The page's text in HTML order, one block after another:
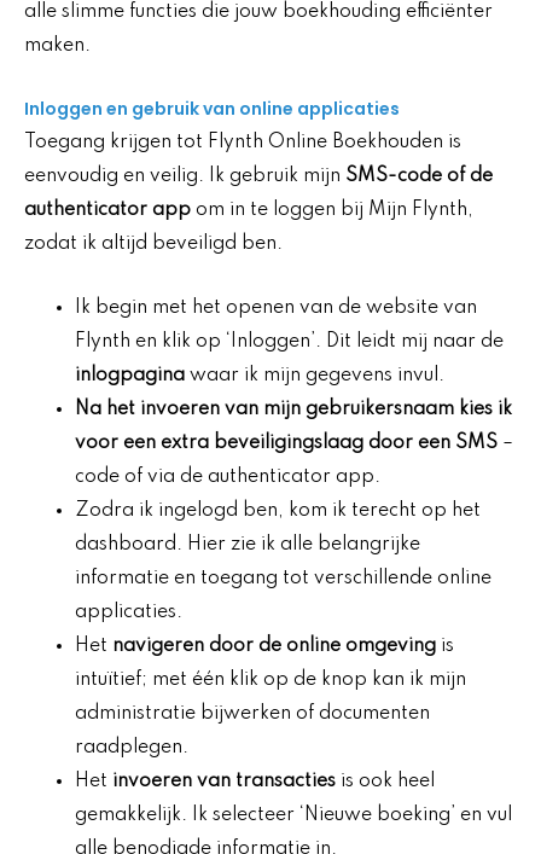
alle slimme functies die jouw boekhouding efficiënter
maken.
Inloggen en gebruik van online applicaties
Toegang krijgen tot Flynth Online Boekhouden is
eenvoudig en veilig. Ik gebruik mijn SMS-code of de
authenticator app om in te loggen bij Mijn Flynth,
zodat ik altijd beveiligd ben.
Ik begin met het openen van de website van
Flynth en klik op ‘Inloggen’. Dit leidt mij naar de
inlogpagina waar ik mijn gegevens invul.
Na het invoeren van mijn gebruikersnaam kies ik
voor een extra beveiligingslaag door een SMS –
code of via de authenticator app.
Zodra ik ingelogd ben, kom ik terecht op het
dashboard. Hier zie ik alle belangrijke
informatie en toegang tot verschillende online
applicaties.
Het navigeren door de online omgeving is
intuïtief; met één klik op de knop kan ik mijn
administratie bijwerken of documenten
raadplegen.
Het invoeren van transacties is ook heel
gemakkelijk. Ik selecteer ‘Nieuwe boeking’ en vul
alle benodigde informatie in.